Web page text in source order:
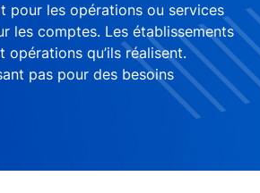
pour les opérations ou services
les comptes. Les établissements
qu’ils réalisent.
pas pour des besoins